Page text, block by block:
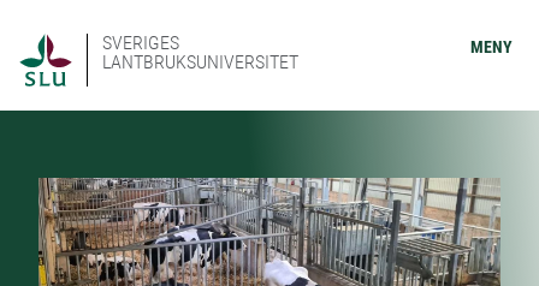
SVERIGES
LANTBRUKSUNIVERSITET
MENY